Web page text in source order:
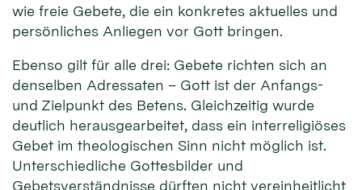
wie freie Gebete, die ein konkretes aktuelles und
persönliches Anliegen vor Gott bringen.
Ebenso gilt für alle drei: Gebete richten sich an
denselben Adressaten – Gott ist der Anfangs-
und Zielpunkt des Betens. Gleichzeitig wurde
deutlich herausgearbeitet, dass ein interreligiöses
Gebet im theologischen Sinn nicht möglich ist.
Unterschiedliche Gottesbilder und
Gebetsverständnisse dürften nicht vereinheitlicht